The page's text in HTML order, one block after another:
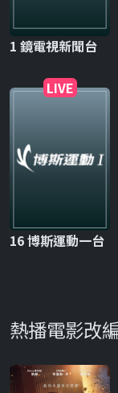
1 鏡電視新聞台
LIVE
16 博斯運動一台
熱播電影改